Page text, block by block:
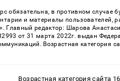
обязательна, в противном
и материалы пользователей,
редактор: Шарова
от 31 марта 2022г. выдан
Возрастная категория
Возрастная категория сайта